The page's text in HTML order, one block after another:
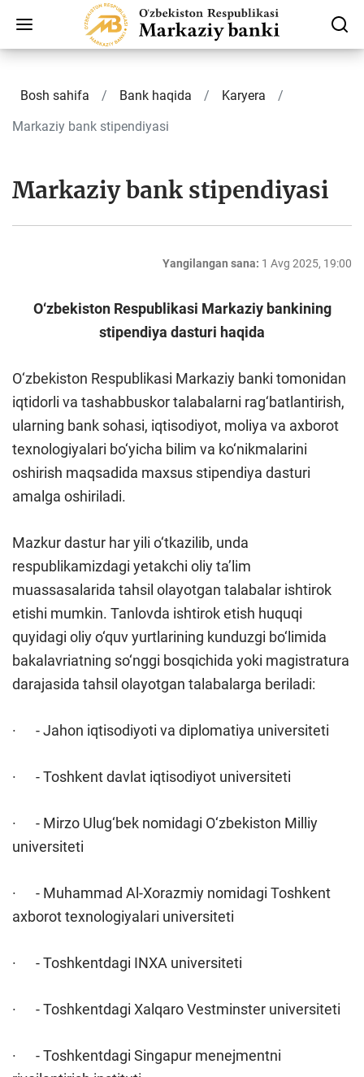
Bosh sahifa Bank haqida
Karyera
Markaziy bank stipendiyasi
Markaziy bank stipendiyasi
Yangilangan sana: 1 Avg 2025, 19:00
O‘zbekiston Respublikasi Markaziy bankining
stipendiya dasturi haqida
O‘zbekiston Respublikasi Markaziy banki tomonidan
iqtidorli va tashabbuskor talabalarni rag‘batlantirish,
ularning bank sohasi, iqtisodiyot, moliya va axborot
texnologiyalari bo‘yicha bilim va ko‘nikmalarini
oshirish maqsadida maxsus stipendiya dasturi
amalga oshiriladi.
Mazkur dastur har yili o‘tkazilib, unda
respublikamizdagi yetakchi oliy ta’lim
muassasalarida tahsil olayotgan talabalar ishtirok
etishi mumkin. Tanlovda ishtirok etish huquqi
quyidagi oliy o‘quv yurtlarining kunduzgi bo‘limida
bakalavriatning so‘nggi bosqichida yoki magistratura
darajasida tahsil olayotgan talabalarga beriladi:
· - Jahon iqtisodiyoti va diplomatiya universiteti
· - Toshkent davlat iqtisodiyot universiteti
· - Mirzo Ulug‘bek nomidagi O‘zbekiston Milliy
universiteti
· - Muhammad Al-Xorazmiy nomidagi Toshkent
axborot texnologiyalari universiteti
· - Toshkentdagi INXA universiteti
· - Toshkentdagi Xalqaro Vestminster universiteti
· - Toshkentdagi Singapur menejmentni